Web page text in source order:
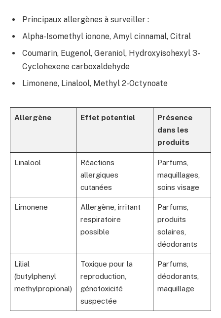
Principaux allergènes à surveiller :
Alpha-Isomethyl ionone, Amyl cinnamal, Citral
Coumarin, Eugenol, Geraniol, Hydroxyisohexyl 3-
Cyclohexene carboxaldehyde
Limonene, Linalool, Methyl 2-Octynoate
Allergène Effet potentiel
Présence
dans les
produits
Linalool
Réactions
allergiques
cutanées
Parfums,
maquillages,
soins visage
Limonene
Allergène, irritant
respiratoire
possible
Parfums,
produits
solaires,
déodorants
Lilial
(butylphenyl
methylpropional)
Toxique pour la
reproduction,
génotoxicité
suspectée
Parfums,
déodorants,
maquillage